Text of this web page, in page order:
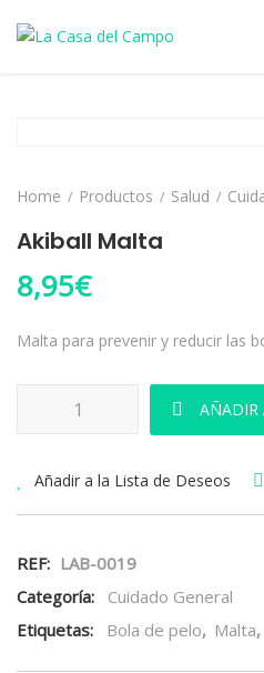
Home Productos Salud
Akiball Malta
8,95€
Malta para prevenir y reducir las
AÑADIR
Añadir a la Lista de Deseos
REF: LAB-0019
Categoría:
Cuidado General
Etiquetas:
Bola de pelo, Malta,